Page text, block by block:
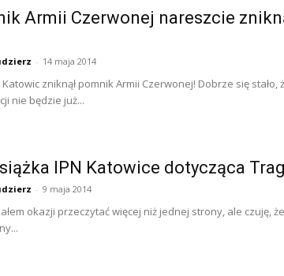
Armii Czerwonej nareszcie
- 14 maja 2014
zniknął pomnik Armii Czerwonej! Dobrze się
nie będzie już...
IPN Katowice dotycząca
- 9 maja 2014
okazji przeczytać więcej niż jednej strony, ale czuję,